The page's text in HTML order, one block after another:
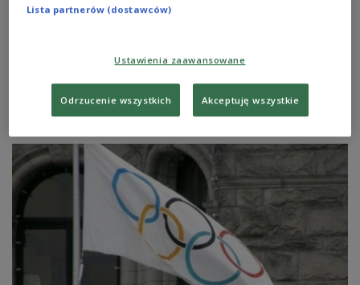
Jak Brazylia jest przygotowana do Mundialu, Igrzysk
Olimpijskich i Światowych Dni Młodzieży?
Zobacz więcej na temat:Benedykt XVI Brazylia
Brazylia 2014 igrzyska olimpijskie Piłka nożna
Lista partnerów (dostawców)
Ustawienia zaawansowane
Odrzucenie wszystkich Akceptuję wszystkie